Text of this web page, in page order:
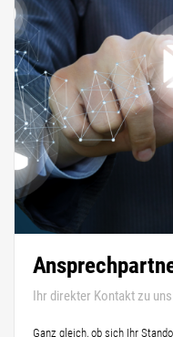
Ihr direkter Kontakt zu
Ganz gleich, ob sich Ihr